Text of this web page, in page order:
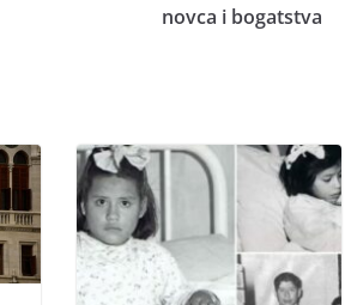
novca i bogatstva